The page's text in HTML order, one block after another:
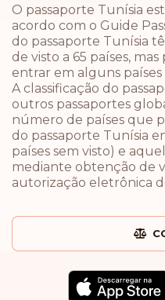
O passaporte Tunísia
acordo com o Guide
do passaporte Tunísia
de visto a 65 países,
entrar em alguns países
A classificação do
outros passaportes
número de países que
do passaporte Tunísia
países sem visto) e
mediante obtenção de
autorização eletrônica